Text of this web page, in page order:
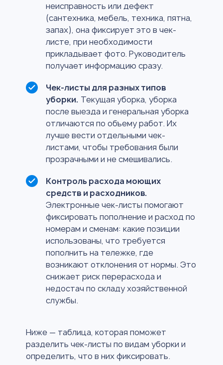
неисправность или дефект
(сантехника, мебель, техника, пятна,
запах), она фиксирует это в чек-
листе, при необходимости
прикладывает фото. Руководитель
получает информацию сразу.
Чек-листы для разных типов
уборки. Текущая уборка, уборка
после выезда и генеральная уборка
отличаются по объему работ. Их
лучше вести отдельными чек-
листами, чтобы требования были
прозрачными и не смешивались.
Контроль расхода моющих
средств и расходников.
Электронные чек-листы помогают
фиксировать пополнение и расход по
номерам и сменам: какие позиции
использованы, что требуется
пополнить на тележке, где
возникают отклонения от нормы. Это
снижает риск перерасхода и
недостач по складу хозяйственной
службы.
Ниже — таблица, которая поможет
разделить чек-листы по видам уборки и
определить, что в них фиксировать.